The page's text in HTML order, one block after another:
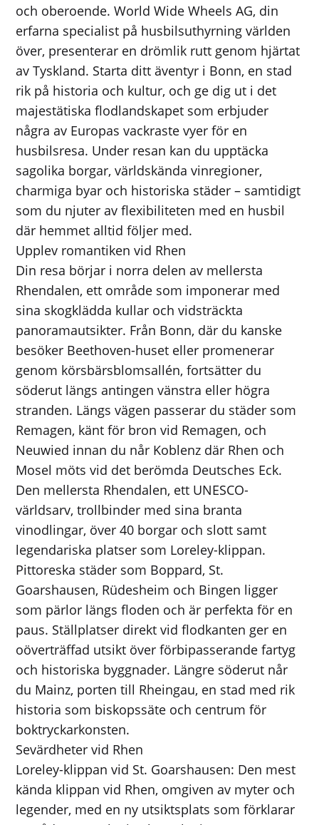
och oberoende. World Wide Wheels AG, din
erfarna specialist på husbilsuthyrning världen
över, presenterar en drömlik rutt genom hjärtat
av Tyskland. Starta ditt äventyr i Bonn, en stad
rik på historia och kultur, och ge dig ut i det
majestätiska flodlandskapet som erbjuder
några av Europas vackraste vyer för en
husbilsresa. Under resan kan du upptäcka
sagolika borgar, världskända vinregioner,
charmiga byar och historiska städer – samtidigt
som du njuter av flexibiliteten med en husbil
där hemmet alltid följer med.
Upplev romantiken vid Rhen
Din resa börjar i norra delen av mellersta
Rhendalen, ett område som imponerar med
sina skogklädda kullar och vidsträckta
panoramautsikter. Från Bonn, där du kanske
besöker Beethoven-huset eller promenerar
genom körsbärsblomsallén, fortsätter du
söderut längs antingen vänstra eller högra
stranden. Längs vägen passerar du städer som
Remagen, känt för bron vid Remagen, och
Neuwied innan du når Koblenz där Rhen och
Mosel möts vid det berömda Deutsches Eck.
Den mellersta Rhendalen, ett UNESCO-
världsarv, trollbinder med sina branta
vinodlingar, över 40 borgar och slott samt
legendariska platser som Loreley-klippan.
Pittoreska städer som Boppard, St.
Goarshausen, Rüdesheim och Bingen ligger
som pärlor längs floden och är perfekta för en
paus. Ställplatser direkt vid flodkanten ger en
oöverträffad utsikt över förbipasserande fartyg
och historiska byggnader. Längre söderut når
du Mainz, porten till Rheingau, en stad med rik
historia som biskopssäte och centrum för
boktryckarkonsten.
Sevärdheter vid Rhen
Loreley-klippan vid St. Goarshausen: Den mest
kända klippan vid Rhen, omgiven av myter och
legender, med en ny utsiktsplats som förklarar